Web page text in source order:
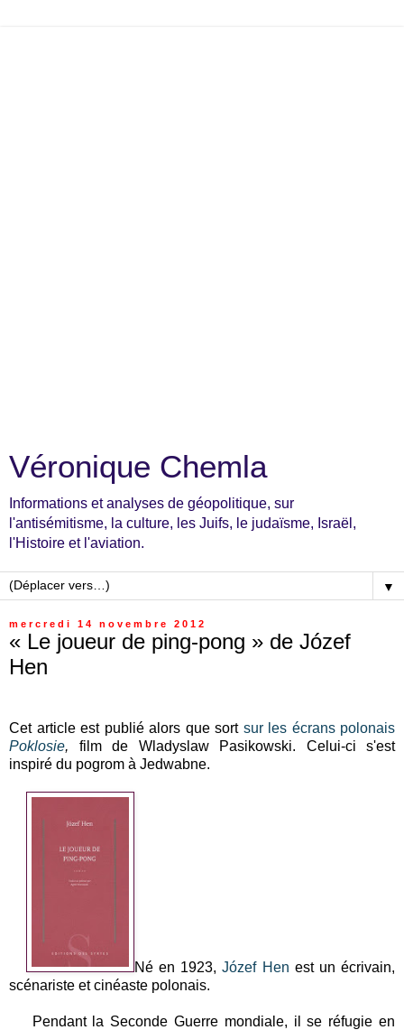
Véronique Chemla
Informations et analyses de géopolitique, sur
l'antisémitisme, la culture, les Juifs, le judaïsme, Israël,
l'Histoire et l'aviation.
▼
mercredi 14 novembre 2012
« Le joueur de ping-pong » de Józef
Hen
Cet article est publié alors que sort sur les écrans polonais
Poklosie, film de Wladyslaw Pasikowski. Celui-ci s'est
inspiré du pogrom à Jedwabne.
Né en 1923,Józef Hen est un écrivain,
scénariste et cinéaste polonais.
Pendant la Seconde Guerre mondiale, il se réfugie en